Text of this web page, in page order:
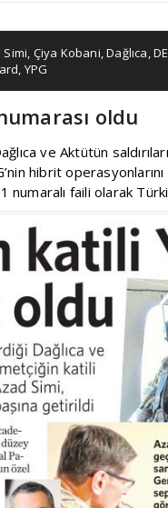
Simi, Çiya Kobani,Dağlıca,
, YPG
oldu
ve Aktütün
hibrit
numaralı faili olarak